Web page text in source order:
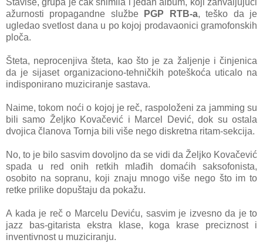
Štaviše, grupa je čak snimila i jedan album, koji zahvaljujući
ažurnosti propagandne službe
PGP RTB-a, teško da je
ugledao svetlost dana u po kojoj prodavaonici gramofonskih
ploča.
Šteta, neprocenjiva šteta, kao što je za žaljenje i činjenica
da je sijaset organizaciono-tehničkih poteškoća uticalo na
indisponirano muziciranje sastava.
Naime, tokom noći o kojoj je reč, raspoloženi za jamming su
bili samo Željko Kovačević i Marcel Dević, dok su ostala
dvojica članova Tornja bili više nego diskretna ritam-sekcija.
No, to je bilo sasvim dovoljno da se vidi da Željko Kovačević
spada u red onih retkih mlađih domaćih saksofonista,
osobito na sopranu, koji znaju mnogo više nego što im to
retke prilike dopuštaju da pokažu.
A kada je reč o Marcelu Deviću, sasvim je izvesno da je to
jazz bas-gitarista ekstra klase, koga krase preciznost i
inventivnost u muziciranju.